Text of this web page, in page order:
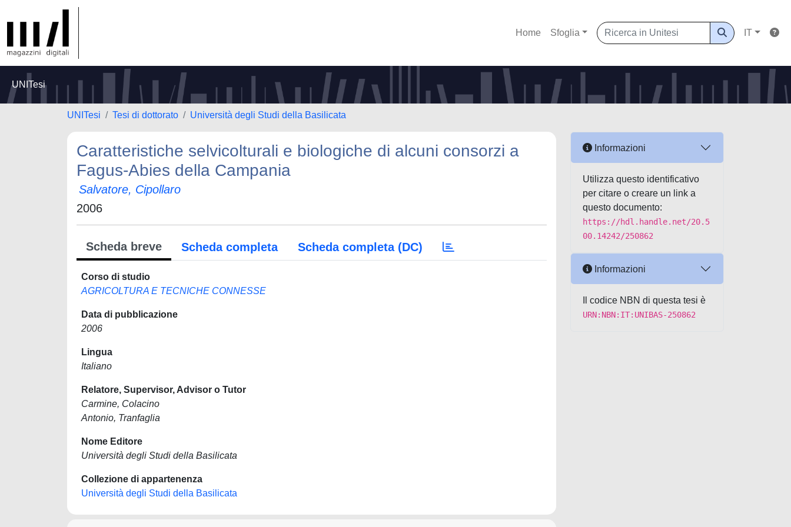
Home Sfoglia IT
UNITesi
UNITesi Tesi di dottorato Università degli Studi della Basilicata
Caratteristiche selvicolturali e biologiche di alcuni consorzi a
Fagus-Abies della Campania
Salvatore, Cipollaro
2006
Scheda breve Scheda completa Scheda completa (DC)
Corso di studio
AGRICOLTURA E TECNICHE CONNESSE
Data di pubblicazione
2006
Lingua
Italiano
Relatore, Supervisor, Advisor o Tutor
Carmine, Colacino
Antonio, Tranfaglia
Nome Editore
Università degli Studi della Basilicata
Collezione di appartenenza
Università degli Studi della Basilicata
Informazioni
Utilizza questo identificativo
per citare o creare un link a
questo documento:
https://hdl.handle.net/20.5
00.14242/250862
Informazioni
Il codice NBN di questa tesi è
URN:NBN:IT:UNIBAS-250862